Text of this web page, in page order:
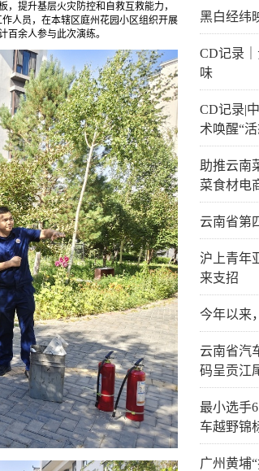
提升基层火灾防控和自救互救能力，
人员，在本辖区庭州花园小区组织开展
余人参与此次演练。
黑白经纬
CD记录
味
CD记录|
术唤醒“
助推云南
菜食材电
云南省第
沪上青年
来支招
今年以来
云南省汽
码呈贡江
最小选手
车越野锦
广州黄埔